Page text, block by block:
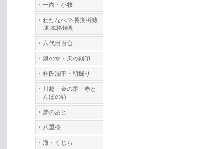
一尚・小牧
わたなべ35 長期樽熟
成 本格焼酎
六代目百合
銀の水・天の刻印
杜氏潤平・朝掘り
川越・金の露・赤と
んぼの詩
夢のあと
八重桜
海・くじら